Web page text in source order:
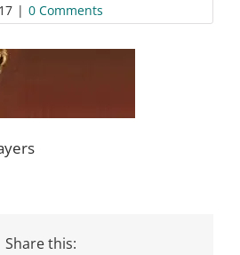
| 0 Comments
Share this: